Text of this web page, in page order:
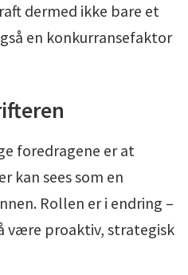
dermed ikke bare et
en konkurransefaktor
foredragene er at
kan sees som en
Rollen er i endring –
være proaktiv, strategisk